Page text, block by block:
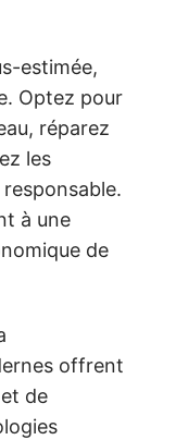
estimée,
Optez pour
réparez
les
à une
de
offrent
de